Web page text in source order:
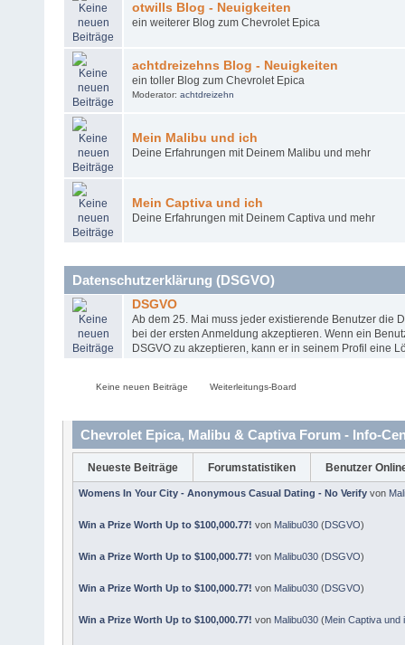
otwills Blog - Neuigkeiten
ein weiterer Blog zum Chevrolet Epica
achtdreizehns Blog - Neuigkeiten
ein toller Blog zum Chevrolet Epica
Moderator: achtdreizehn
Mein Malibu und ich
Deine Erfahrungen mit Deinem Malibu und mehr
Mein Captiva und ich
Deine Erfahrungen mit Deinem Captiva und mehr
Datenschutzerklärung (DSGVO)
DSGVO
Ab dem 25. Mai muss jeder existierende Benutzer die
bei der ersten Anmeldung akzeptieren. Wenn ein
DSGVO zu akzeptieren, kann er in seinem Profil eine
Keine neuen Beiträge Weiterleitungs-Board
Chevrolet Epica, Malibu & Captiva Forum - Info-
Neueste Beiträge Forumstatistiken Benutzer
Womens In Your City - Anonymous Casual Dating - No Verifyvon
Win a Prize Worth Up to $100,000.77! von Malibu030(DSGVO)
Win a Prize Worth Up to $100,000.77! von Malibu030(DSGVO)
Win a Prize Worth Up to $100,000.77! von Malibu030(DSGVO)
Win a Prize Worth Up to $100,000.77! von Malibu030(Mein Captiva und